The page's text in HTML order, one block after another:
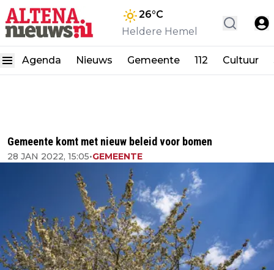
26°C
Heldere Hemel
Agenda Nieuws Gemeente 112 Cultuur
Gemeente komt met nieuw beleid voor bomen
28 JAN 2022, 15:05•GEMEENTE